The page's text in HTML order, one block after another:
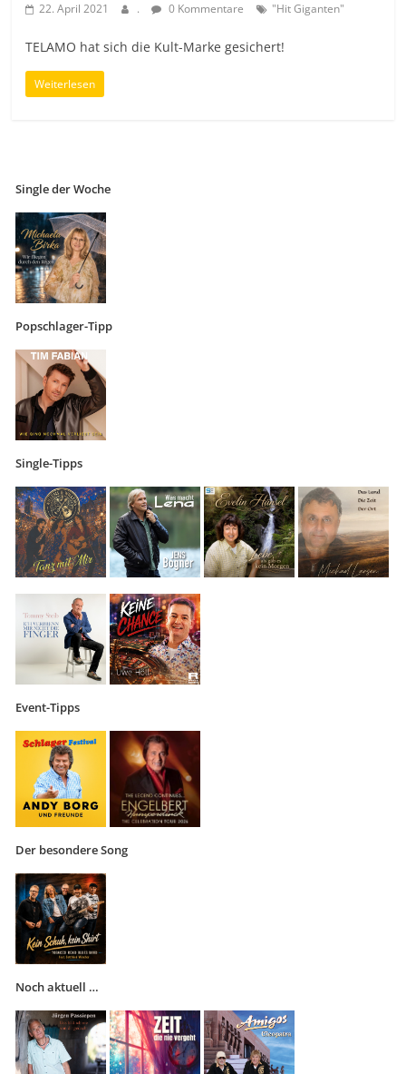
22. April 2021 . 0 Kommentare "Hit Giganten"
TELAMO hat sich die Kult-Marke gesichert!
Weiterlesen
Single der Woche
Popschlager-Tipp
Single-Tipps
Event-Tipps
Der besondere Song
Noch aktuell …